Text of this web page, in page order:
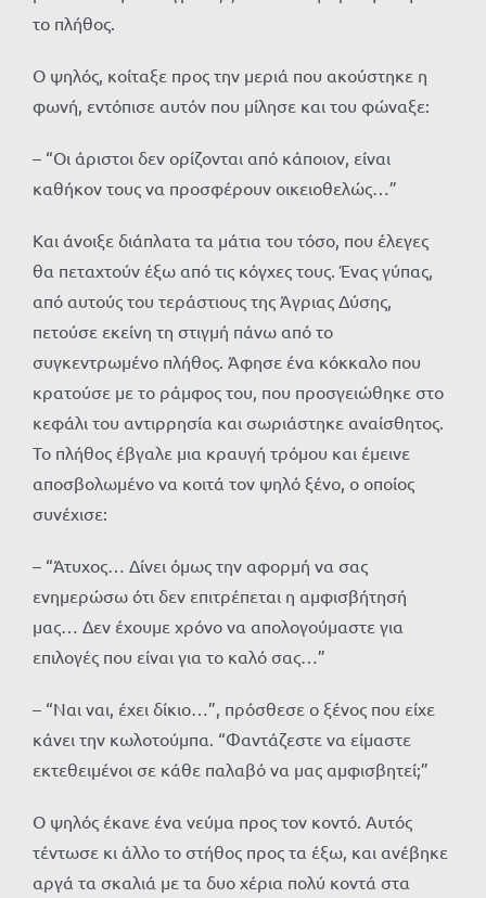
το πλήθος.
Ο ψηλός, κοίταξε προς την μεριά που ακούστηκε η
φωνή, εντόπισε αυτόν που μίλησε και του φώναξε:
– “Οι άριστοι δεν ορίζονται από κάποιον, είναι
καθήκον τους να προσφέρουν οικειοθελώς…”
Και άνοιξε διάπλατα τα μάτια του τόσο, που έλεγες
θα πεταχτούν έξω από τις κόγχες τους. Ένας γύπας,
από αυτούς του τεράστιους της Άγριας Δύσης,
πετούσε εκείνη τη στιγμή πάνω από το
συγκεντρωμένο πλήθος. Άφησε ένα κόκκαλο που
κρατούσε με το ράμφος του, που προσγειώθηκε στο
κεφάλι του αντιρρησία και σωριάστηκε αναίσθητος.
Το πλήθος έβγαλε μια κραυγή τρόμου και έμεινε
αποσβολωμένο να κοιτά τον ψηλό ξένο, ο οποίος
συνέχισε:
– “Άτυχος… Δίνει όμως την αφορμή να σας
ενημερώσω ότι δεν επιτρέπεται η αμφισβήτησή
μας… Δεν έχουμε χρόνο να απολογούμαστε για
επιλογές που είναι για το καλό σας…”
– “Ναι ναι, έχει δίκιο…”, πρόσθεσε ο ξένος που είχε
κάνει την κωλοτούμπα. “Φαντάζεστε να είμαστε
εκτεθειμένοι σε κάθε παλαβό να μας αμφισβητεί;”
Ο ψηλός έκανε ένα νεύμα προς τον κοντό. Αυτός
τέντωσε κι άλλο το στήθος προς τα έξω, και ανέβηκε
αργά τα σκαλιά με τα δυο χέρια πολύ κοντά στα